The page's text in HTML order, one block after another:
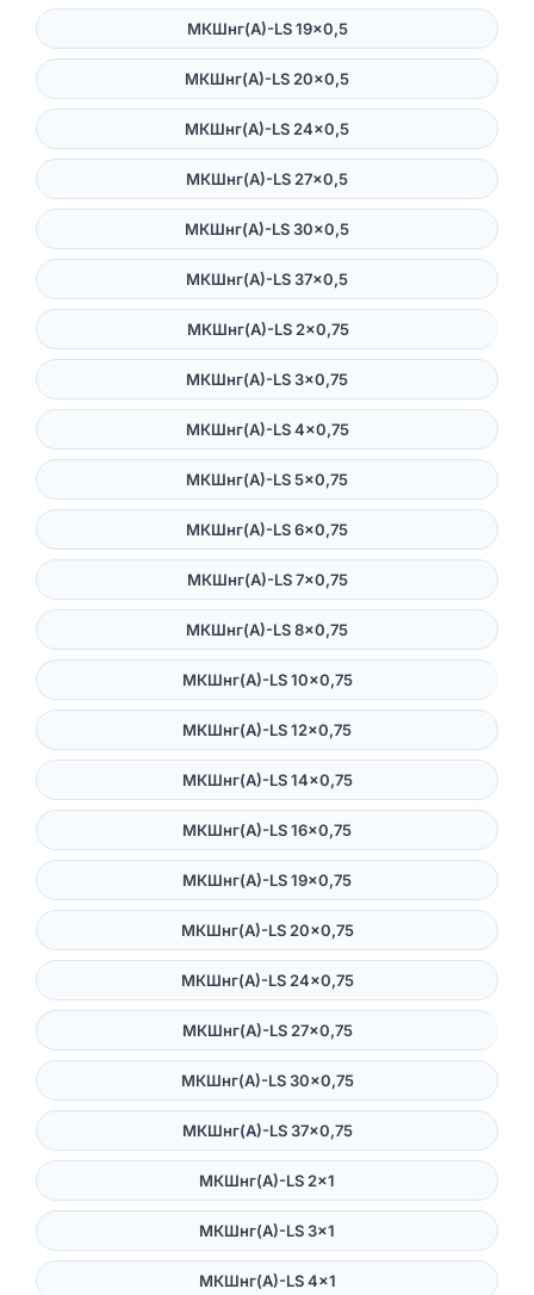
МКШнг(А)-LS 19×0,5
МКШнг(А)-LS 20×0,5
МКШнг(А)-LS 24×0,5
МКШнг(А)-LS 27×0,5
МКШнг(А)-LS 30×0,5
МКШнг(А)-LS 37×0,5
МКШнг(А)-LS 2×0,75
МКШнг(А)-LS 3×0,75
МКШнг(А)-LS 4×0,75
МКШнг(А)-LS 5×0,75
МКШнг(А)-LS 6×0,75
МКШнг(А)-LS 7×0,75
МКШнг(А)-LS 8×0,75
МКШнг(А)-LS 10×0,75
МКШнг(А)-LS 12×0,75
МКШнг(А)-LS 14×0,75
МКШнг(А)-LS 16×0,75
МКШнг(А)-LS 19×0,75
МКШнг(А)-LS 20×0,75
МКШнг(А)-LS 24×0,75
МКШнг(А)-LS 27×0,75
МКШнг(А)-LS 30×0,75
МКШнг(А)-LS 37×0,75
МКШнг(А)-LS 2×1
МКШнг(А)-LS 3×1
МКШнг(А)-LS 4×1